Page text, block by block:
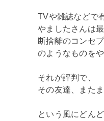
TVや雑誌などで
やましたさんは
断捨離のコンセ
のようなものを
それが評判で、
その友達、また
という風にどん